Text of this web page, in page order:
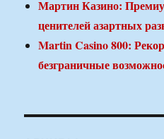
Мартин Казино:
ценителей азартных
Martin Casino 800:
безграничные